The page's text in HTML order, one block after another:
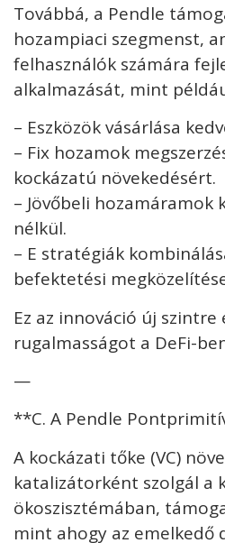
Továbbá, a Pendle
hozampiaci szegmenst,
felhasználók számára
alkalmazását, mint
– Eszközök vásárlása
– Fix hozamok
kockázatú növekedésért.
– Jövőbeli hozamáramok
nélkül.
– E stratégiák
befektetési
Ez az innováció új
rugalmasságot a DeFi-
—
**C. A Pendle
A kockázati tőke (VC)
katalizátorként szolgál a
ökoszisztémában,
mint ahogy az emelkedő